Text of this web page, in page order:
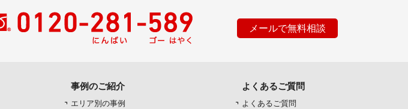
メールで無料相談
事例のご紹介
エリア別の事例
よくあるご質問
よくあるご質問